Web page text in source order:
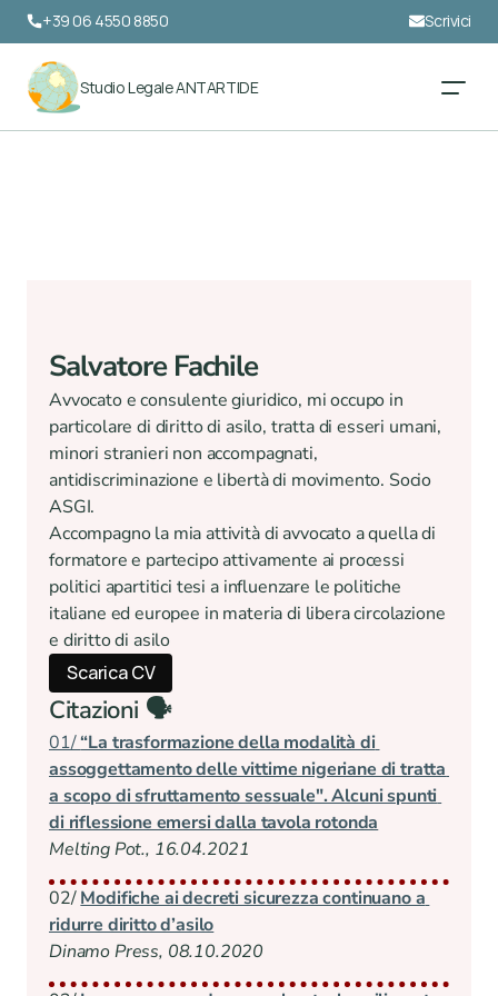
+39 06 4550 8850 Scrivici
Studio Legale ANTARTIDE
Salvatore Fachile
Avvocato e consulente giuridico, mi occupo in
particolare di diritto di asilo, tratta di esseri umani,
minori stranieri non accompagnati,
antidiscriminazione e libertà di movimento. Socio
ASGI.
Accompagno la mia attività di avvocato a quella di
formatore e partecipo attivamente ai processi
politici apartitici tesi a influenzare le politiche
italiane ed europee in materia di libera circolazione
e diritto di asilo
Scarica CV
Citazioni 🗣️
01/ “La trasformazione della modalità di
assoggettamento delle vittime nigeriane di tratta
a scopo di sfruttamento sessuale". Alcuni spunti
di riflessione emersi dalla tavola rotonda
Melting Pot., 16.04.2021
02/ Modifiche ai decreti sicurezza continuano a
ridurre diritto d’asilo
Dinamo Press, 08.10.2020